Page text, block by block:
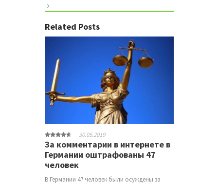
Related Posts
30.05.2019
За комментарии в интернете в
Германии оштрафованы 47
человек
В Германии 47 человек были осуждены за